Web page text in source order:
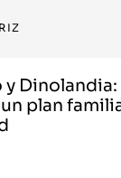
y Dinolandia:
plan